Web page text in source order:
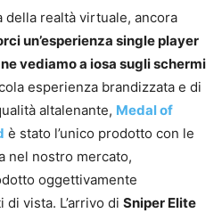
della realtà virtuale, ancora
un’esperienza single player
vediamo a iosa sugli schermi
esperienza brandizzata e di
altalenante, Medal of
è stato l’unico prodotto con le
nel nostro mercato,
oggettivamente
vista. L’arrivo di Sniper Elite